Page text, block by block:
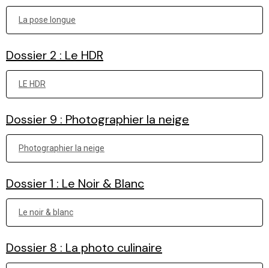
La pose longue
Dossier 2 : Le HDR
LE HDR
Dossier 9 : Photographier la neige
Photographier la neige
Dossier 1 : Le Noir & Blanc
Le noir & blanc
Dossier 8 : La photo culinaire